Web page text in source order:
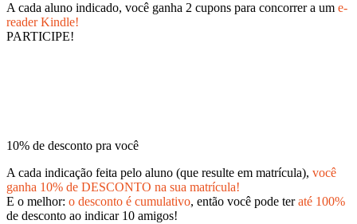
A cada aluno indicado, você ganha 2 cupons para concorrer a um e-
reader Kindle!
PARTICIPE!
10% de desconto pra você
A cada indicação feita pelo aluno (que resulte em matrícula), você
ganha 10% de DESCONTO na sua matrícula!
E o melhor: o desconto é cumulativo, então você pode teraté 100%
de desconto ao indicar 10 amigos!